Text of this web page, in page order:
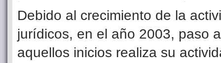
Debido al crecimiento de la
jurídicos, en el año 2003, paso
aquellos inicios realiza su